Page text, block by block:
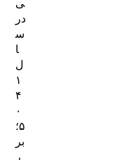
در
س
ا
ل
۱
۴
۰
۵؛
بر
ر